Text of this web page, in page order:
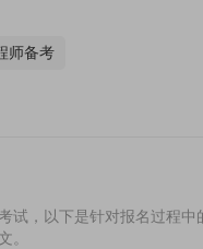
师备考
试，以下是针对报名过程中
。